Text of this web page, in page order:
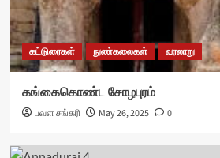
கட்டுரைகள் நுண்கலைகள் வரலாறு
கங்கைகொண்ட சோழபுரம்
பவள சங்கரி May 26, 2025 0